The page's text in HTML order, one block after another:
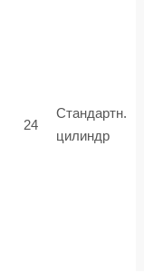
24
Стандартн.
цилиндр